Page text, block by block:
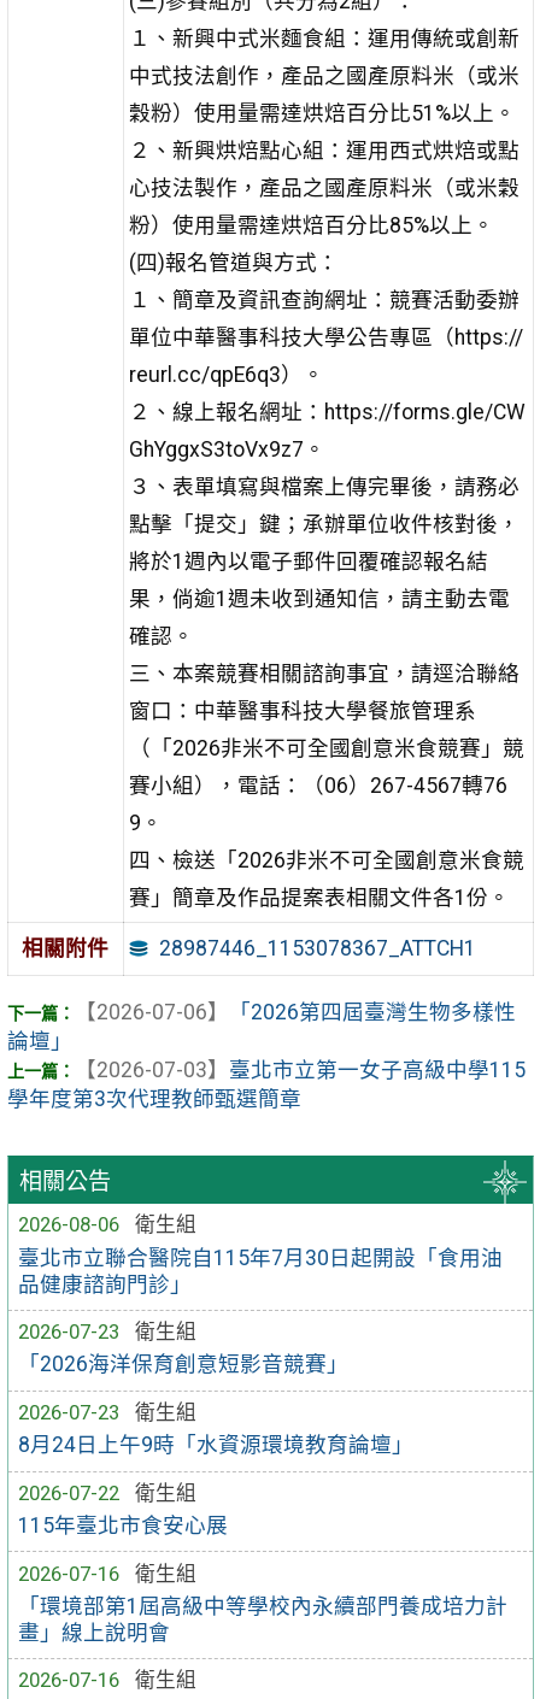
相關公告
2026-08-06
衛生組
臺北市立聯合醫院自115年7月30日起開設「食用油
品健康諮詢門診」
2026-07-23
衛生組
「2026海洋保育創意短影音競賽」
2026-07-23
衛生組
8月24日上午9時「水資源環境教育論壇」
2026-07-22
衛生組
115年臺北市食安心展
2026-07-16
衛生組
「環境部第1屆高級中等學校內永續部門養成培力計
畫」線上說明會
2026-07-16
衛生組
１、新興中式米麵食組：運用傳統或創新
中式技法創作，產品之國產原料米（或米
穀粉）使用量需達烘焙百分比51%以上。
２、新興烘焙點心組：運用西式烘焙或點
心技法製作，產品之國產原料米（或米穀
粉）使用量需達烘焙百分比85%以上。
(四)報名管道與方式：
１、簡章及資訊查詢網址：競賽活動委辦
單位中華醫事科技大學公告專區（https://
reurl.cc/qpE6q3）。
２、線上報名網址：https://forms.gle/CW
GhYggxS3toVx9z7。
３、表單填寫與檔案上傳完畢後，請務必
點擊「提交」鍵；承辦單位收件核對後，
將於1週內以電子郵件回覆確認報名結
果，倘逾1週未收到通知信，請主動去電
確認。
三、本案競賽相關諮詢事宜，請逕洽聯絡
窗口：中華醫事科技大學餐旅管理系
（「2026非米不可全國創意米食競賽」競
賽小組），電話：（06）267-4567轉76
9。
四、檢送「2026非米不可全國創意米食競
賽」簡章及作品提案表相關文件各1份。
相關附件 28987446_1153078367_ATTCH1
【2026-07-06】
「2026第四屆臺灣生物多樣性
論壇」
【2026-07-03】 臺北市立第一女子高級中學115
學年度第3次代理教師甄選簡章